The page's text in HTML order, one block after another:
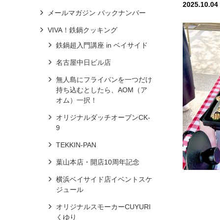
2025.10.04
メールマガジン バックナンバー
VIVA！鉄鍋クッキング
鉄鍋超入門講座 in ベイサイド
名古屋中日ビル店
無人島にフライパンを一つだけ
持ち込むとしたら、AOM（ア
オム）一択！
オリジナルダッチオーブンCK-
9
TEKKIN-PAN
葉山本店・開店10周年記念
横浜ベイサイド店イベントスケ
ジュール
オリジナルスモーカーCUYURI
くゆり